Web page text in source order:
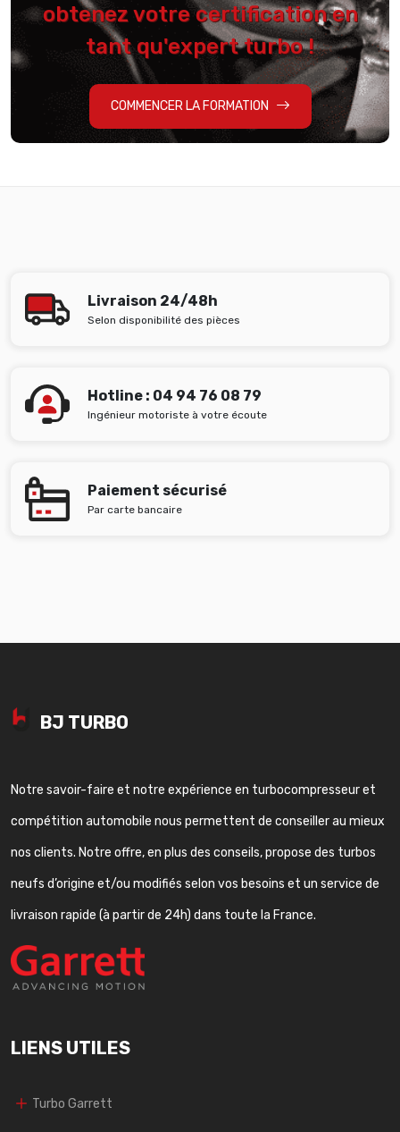
obtenez votre certification en
tant qu'expert turbo !
COMMENCER LA FORMATION
Livraison 24/48h
Selon disponibilité des pièces
Hotline : 04 94 76 08 79
Ingénieur motoriste à votre écoute
Paiement sécurisé
Par carte bancaire
BJ TURBO
Notre savoir-faire et notre expérience en turbocompresseur et
compétition automobile nous permettent de conseiller au mieux
nos clients. Notre offre, en plus des conseils, propose des turbos
neufs d’origine et/ou modifiés selon vos besoins et un service de
livraison rapide (à partir de 24h) dans toute la France.
LIENS UTILES
Turbo Garrett